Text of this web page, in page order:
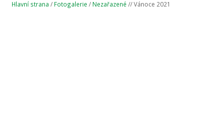
Hlavní strana / Fotogalerie / Nezařazené // Vánoce 2021